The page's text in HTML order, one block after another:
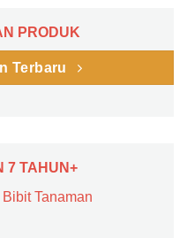
PRODUK
Terbaru
7 TAHUN+
Tanaman